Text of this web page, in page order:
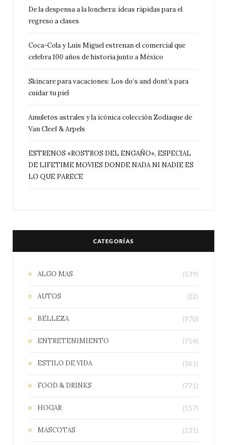
De la despensa a la lonchera: ideas rápidas para el
regreso a clases
Coca-Cola y Luis Miguel estrenan el comercial que
celebra 100 años de historia junto a México
Skincare para vacaciones: Los do’s and dont’s para
cuidar tu piel
Amuletos astrales y la icónica colección Zodiaque de
Van Cleef & Arpels
ESTRENOS «ROSTROS DEL ENGAÑO», ESPECIAL
DE LIFETIME MOVIES DONDE NADA NI NADIE ES
LO QUE PARECE
CATEGORÍAS
ALGO MAS (539)
AUTOS (22)
BELLEZA (970)
ENTRETENIMIENTO (754)
ESTILO DE VIDA (361)
FOOD & DRINKS (771)
HOGAR (157)
MASCOTAS (131)